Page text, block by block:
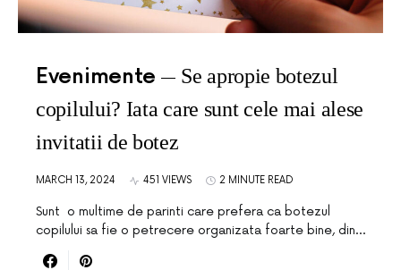
Evenimente
Se apropie botezul
copilului? Iata care sunt cele mai alese
invitatii de botez
MARCH 13, 2024 451 VIEWS 2 MINUTE READ
Sunt o multime de parinti care prefera ca botezul
copilului sa fie o petrecere organizata foarte bine, din…